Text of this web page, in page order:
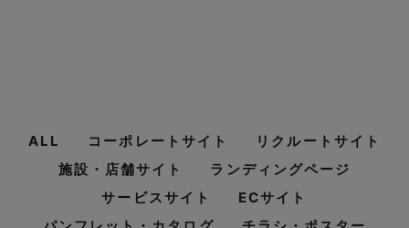
ALL コーポレートサイト
リクルートサイト
施設・店舗サイト
ランディングページ
サービスサイト
ECサイト